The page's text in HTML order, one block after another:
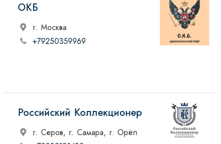
ОКБ
г. Москва
+79250359969
Российский Коллекционер
г. Серов, г. Самара, г. Орёл